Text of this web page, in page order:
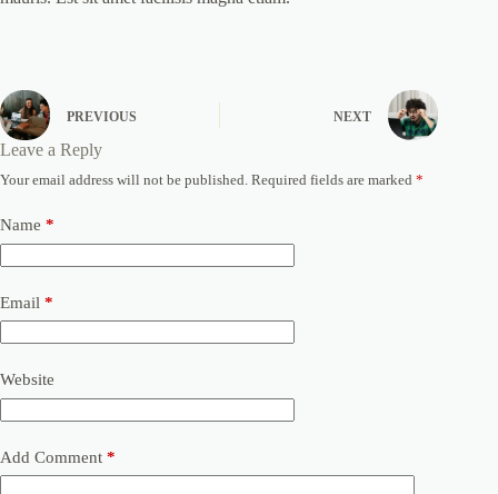
PREVIOUS NEXT
Leave a Reply
Your email address will not be published. Required fields are marked *
Name *
Email *
Website
Add Comment *